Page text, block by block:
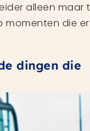
alleen maar
momenten die
dingen die